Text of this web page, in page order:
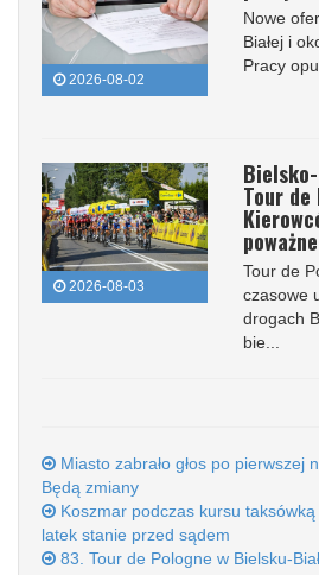
2026-08-02
Nowe
Białej i
Pracy
2026-08-03
Tour de
Tour de
czasowe
drogach
bie...
Miasto zabrało głos po pierwszej
Będą zmiany
Koszmar podczas kursu taksówką
latek stanie przed sądem
83. Tour de Pologne w Bielsku-